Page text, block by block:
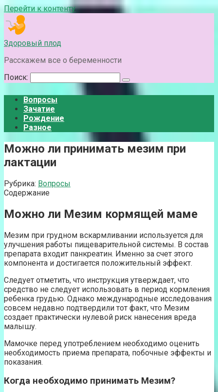
Перейти к контенту
Здоровый плод
Расскажем все о беременности
Поиск:
Вопросы
Зачатие
Рождение
Разное
Можно ли принимать мезим при
лактации
Рубрика: Вопросы
Содержание
Можно ли Мезим кормящей маме
Мезим при грудном вскармливании используется для
улучшения работы пищеварительной системы. В состав
препарата входит панкреатин. Именно за счет этого
компонента и достигается положительный эффект.
Следует отметить, что инструкция утверждает, что
средство не следует использовать в период кормления
ребенка грудью. Однако международные исследования
совсем недавно подтвердили тот факт, что Мезим
создает практически нулевой риск нанесения вреда
малышу.
Мамочке перед употреблением необходимо оценить
необходимость приема препарата, побочные эффекты и
показания.
Когда необходимо принимать Мезим?